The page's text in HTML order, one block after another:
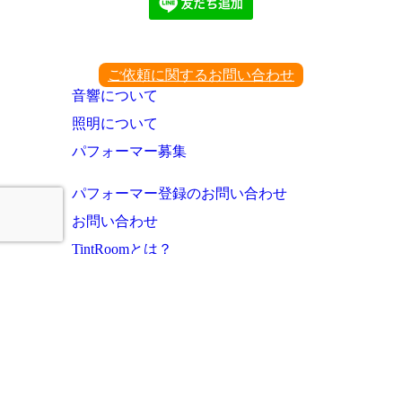
ご依頼に関するお問い合わせ
音響について
照明について
パフォーマー募集
パフォーマー登録のお問い合わせ
お問い合わせ
TintRoomとは？